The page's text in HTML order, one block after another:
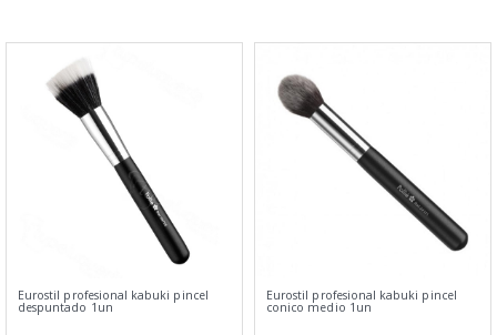
Eurostil profesional kabuki pincel
despuntado 1un
Eurostil profesional kabuki pincel
conico medio 1un